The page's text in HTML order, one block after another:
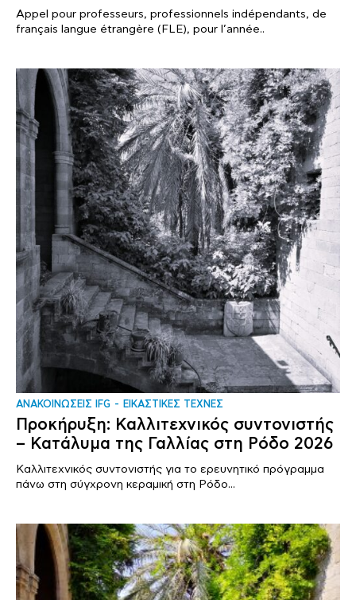
Appel pour professeurs, professionnels indépendants, de
français langue étrangère (FLE), pour l’année..
ΑΝΑΚΟΙΝΩΣΕΙΣ IFG ΕΙΚΑΣΤΙΚΕΣ ΤΕΧΝΕΣ
Προκήρυξη: Καλλιτεχνικός συντονιστής
– Κατάλυμα της Γαλλίας στη Ρόδο 2026
Καλλιτεχνικός συντονιστής για το ερευνητικό πρόγραμμα
πάνω στη σύγχρονη κεραμική στη Ρόδο...